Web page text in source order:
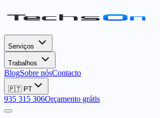
Serviços
Trabalhos
BlogSobre nósContacto
🇵🇹 PT
935 315 306Orçamento grátis